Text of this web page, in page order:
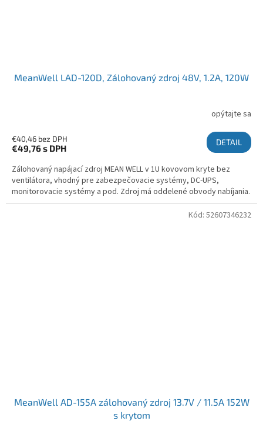
MeanWell LAD-120D, Zálohovaný zdroj 48V, 1.2A, 120W
opýtajte sa
€40,46 bez DPH
€49,76s DPH
DETAIL
Zálohovaný napájací zdroj MEAN WELL v 1U kovovom kryte bez
ventilátora, vhodný pre zabezpečovacie systémy, DC-UPS,
monitorovacie systémy a pod. Zdroj má oddelené obvody nabíjania.
MeanWell AD-155A zálohovaný zdroj 13.7V / 11.5A 152W
s krytom
Kód: 52607346232